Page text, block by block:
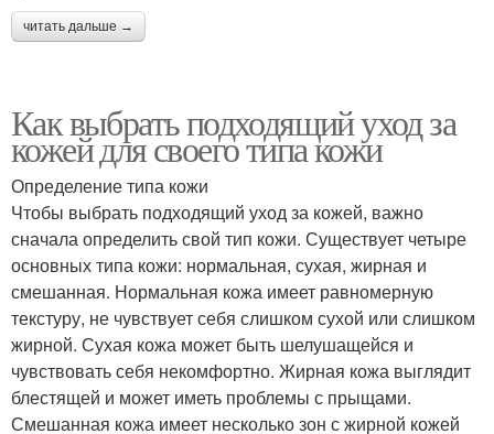
читать дальше →
Как выбрать подходящий уход за
кожей для своего типа кожи
Определение типа кожи
Чтобы выбрать подходящий уход за кожей, важно
сначала определить свой тип кожи. Существует четыре
основных типа кожи: нормальная, сухая, жирная и
смешанная. Нормальная кожа имеет равномерную
текстуру, не чувствует себя слишком сухой или слишком
жирной. Сухая кожа может быть шелушащейся и
чувствовать себя некомфортно. Жирная кожа выглядит
блестящей и может иметь проблемы с прыщами.
Смешанная кожа имеет несколько зон с жирной кожей